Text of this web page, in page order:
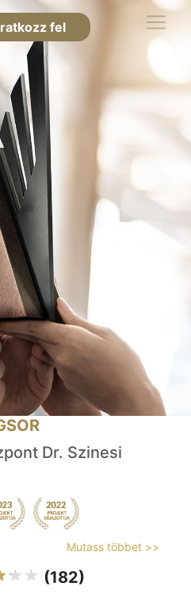
fel
Dr. Szinesi
Mutass többet >>
(182)